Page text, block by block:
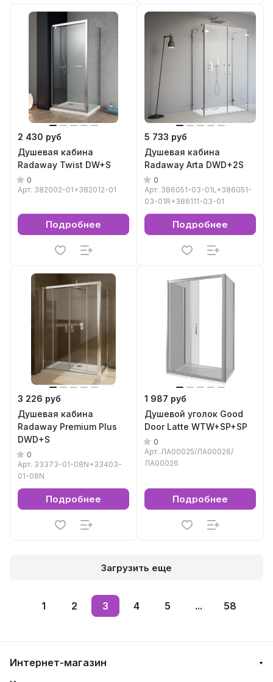
2 430 руб
Душевая кабина
Radaway Twist DW+S
0
Арт. 382002-01+382012-01
Подробнее
5 733 руб
Душевая кабина
Radaway Arta DWD+2S
0
Арт. 386051-03-01L+386051-
03-01R+386111-03-01
Подробнее
3 226 руб
Душевая кабина
Radaway Premium Plus
DWD+S
0
Арт. 33373-01-08N+33403-
01-08N
Подробнее
1 987 руб
Душевой уголок Good
Door Latte WTW+SP+SP
0
Арт. ЛА00025/ЛА00026/
ЛА00026
Подробнее
Загрузить еще
1 2 3 4 5 ... 58
Интернет-магазин